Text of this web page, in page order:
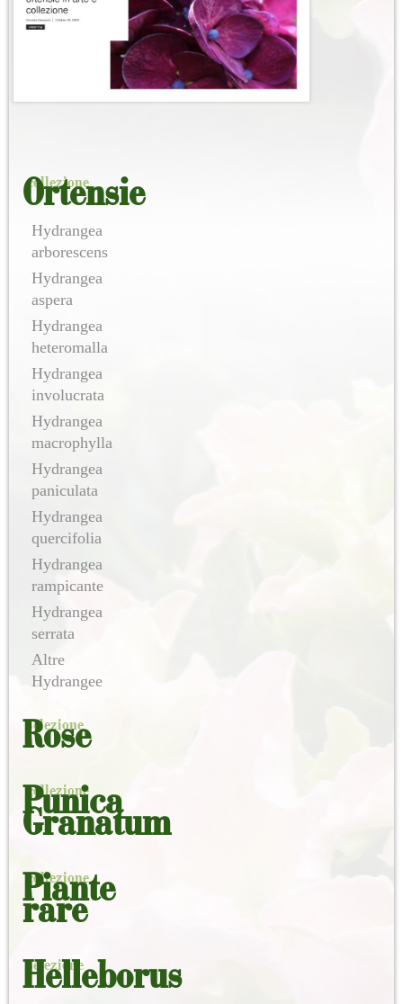
collezione
Ortensie
Hydrangea
arborescens
Hydrangea
aspera
Hydrangea
heteromalla
Hydrangea
involucrata
Hydrangea
macrophylla
Hydrangea
paniculata
Hydrangea
quercifolia
Hydrangea
rampicante
Hydrangea
serrata
Altre
Hydrangee
selezione
Rose
collezione
Punica
Granatum
collezione
Piante
rare
selezione
Helleborus